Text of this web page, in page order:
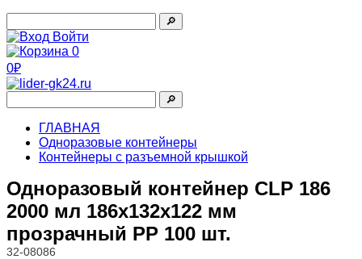
🔎︎
Войти
0
0₽
🔎︎
ГЛАВНАЯ
Одноразовые контейнеры
Контейнеры с разъемной крышкой
Одноразовый контейнер CLP 186
2000 мл 186х132х122 мм
прозрачный PP 100 шт.
32-08086